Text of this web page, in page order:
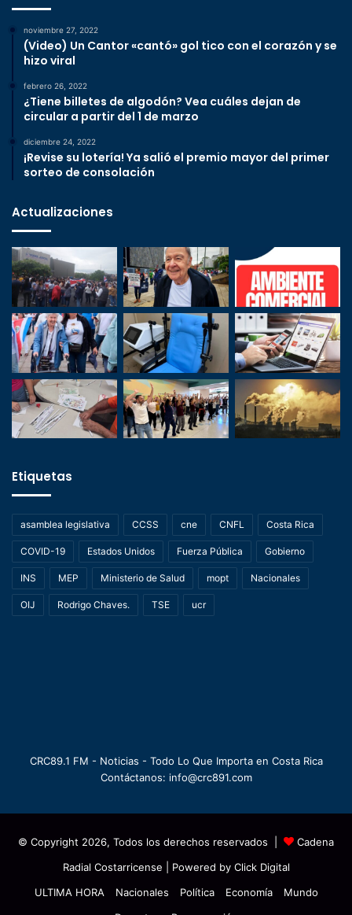
noviembre 27, 2022
(Video) Un Cantor «cantó» gol tico con el corazón y se
hizo viral
febrero 26, 2022
¿Tiene billetes de algodón? Vea cuáles dejan de
circular a partir del 1 de marzo
diciembre 24, 2022
¡Revise su lotería! Ya salió el premio mayor del primer
sorteo de consolación
Actualizaciones
Etiquetas
asamblea legislativa CCSS cne CNFL Costa Rica
COVID-19 Estados Unidos Fuerza Pública Gobierno
INS MEP Ministerio de Salud mopt Nacionales
OIJ Rodrigo Chaves. TSE ucr
CRC89.1 FM - Noticias - Todo Lo Que Importa en Costa Rica
Contáctanos: info@crc891.com
© Copyright 2026, Todos los derechos reservados |
Cadena
Radial Costarricense | Powered by Click Digital
ULTIMA HORA
Nacionales Política Economía
Mundo